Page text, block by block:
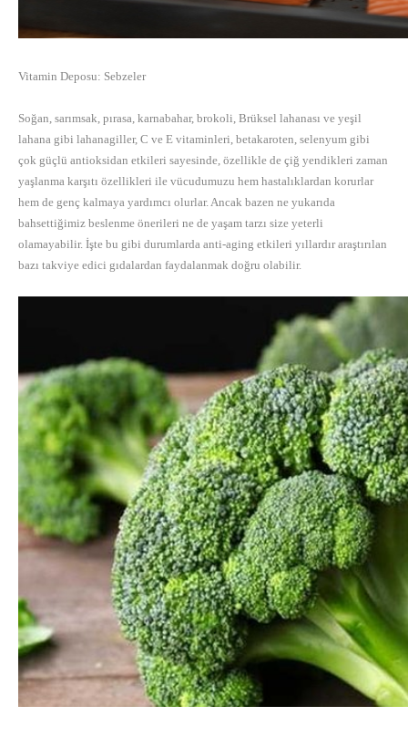
Vitamin Deposu: Sebzeler
Soğan, sarımsak, pırasa, karnabahar, brokoli, Brüksel lahanası ve yeşil
lahana gibi lahanagiller, C ve E vitaminleri, betakaroten, selenyum gibi
çok güçlü antioksidan etkileri sayesinde, özellikle de çiğ yendikleri zaman
yaşlanma karşıtı özellikleri ile vücudumuzu hem hastalıklardan korurlar
hem de genç kalmaya yardımcı olurlar. Ancak bazen ne yukarıda
bahsettiğimiz beslenme önerileri ne de yaşam tarzı size yeterli
olamayabilir. İşte bu gibi durumlarda anti-aging etkileri yıllardır araştırılan
bazı takviye edici gıdalardan faydalanmak doğru olabilir.